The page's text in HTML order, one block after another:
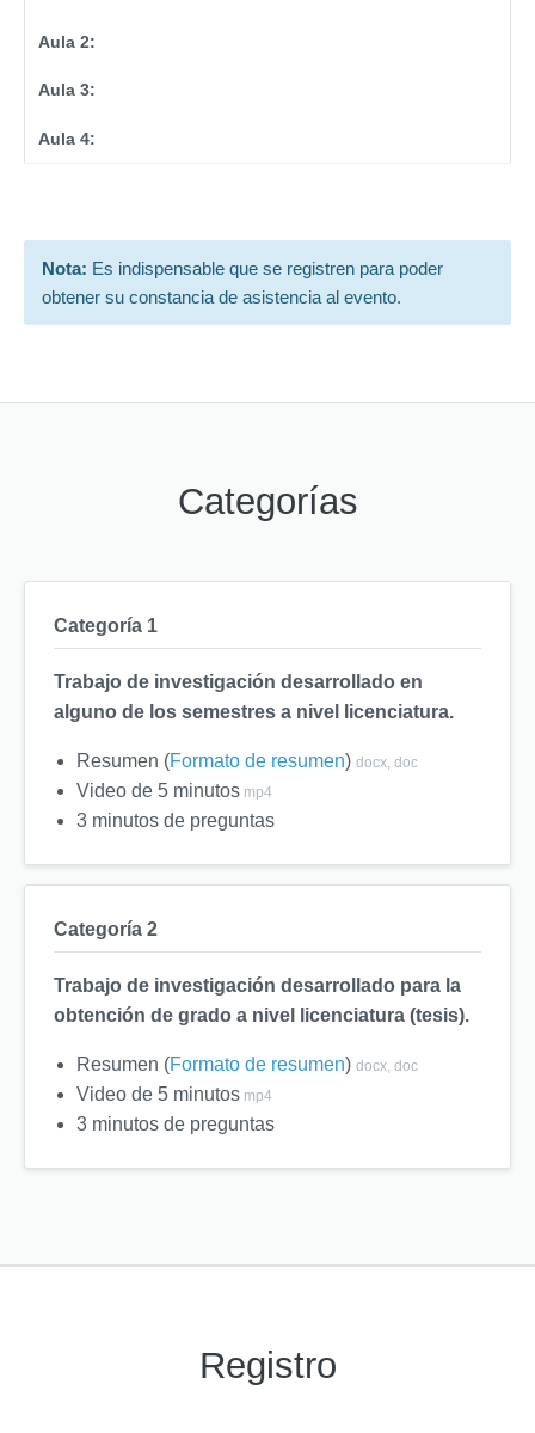
Nota: Es indispensable que se registren para poder
obtener su constancia de asistencia al evento.
Categorías
Categoría 1
Trabajo de investigación desarrollado en
alguno de los semestres a nivel licenciatura.
Resumen (Formato de resumen) docx, doc
Video de 5 minutosmp4
3 minutos de preguntas
Categoría 2
Trabajo de investigación desarrollado para la
obtención de grado a nivel licenciatura (tesis).
Resumen (Formato de resumen) docx, doc
Video de 5 minutosmp4
3 minutos de preguntas
Registro